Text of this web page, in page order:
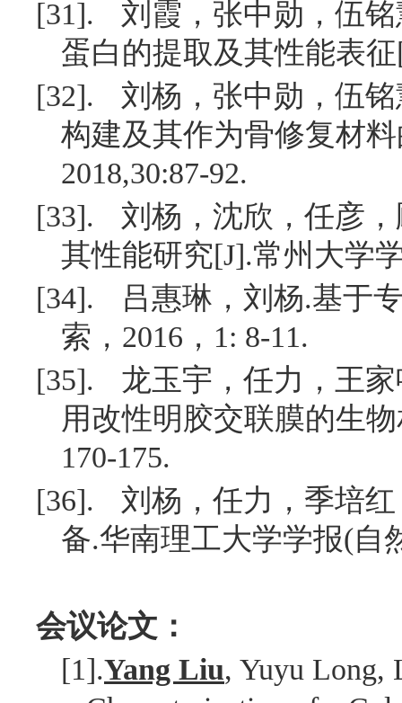
[31].
刘霞，张中勋，伍
蛋白的提取及其性能表征
[32].
刘杨，张中勋，伍
构建及其作为骨修复材
2018,30:87-92.
[33].
刘杨，沈欣，任彦
其性能研究[J].常州大学
[34].
吕惠琳，刘杨.基于
索， 2016 ， 1: 8-11.
[35].
龙玉宇，任力，王
用改性明胶交联膜的生
170-175.
[36].
刘杨，任力，季培
备.华南理工大学学报(自
会议论文：
[1].Yang Liu, Yuyu Long,